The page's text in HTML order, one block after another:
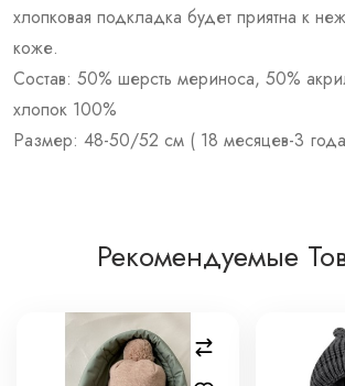
хлопковая подкладка будет приятна к
коже.
Состав: 50% шерсть мериноса, 50%
хлопок 100%
Размер: 48-50/52 см ( 18 месяцев-3
Рекомендуемые